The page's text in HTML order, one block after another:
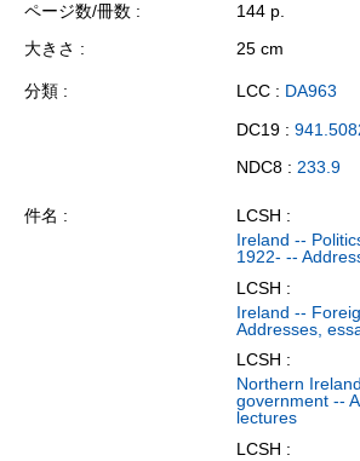
ページ数/冊数
144 p.
大きさ
25 cm
分類 LCC : DA963
DC19 :
NDC8 : 233.9
件名
LCSH :
Ireland --
1922- --
LCSH :
Ireland --
Addresses,
LCSH :
Northern
government --
lectures
LCSH :